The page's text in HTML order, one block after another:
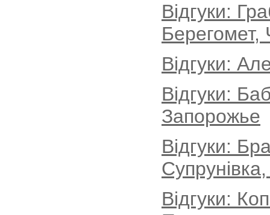
Відгуки:
Берегомет,
Відгуки:
Відгуки:
Запорожье
Відгуки:
Відгуки: